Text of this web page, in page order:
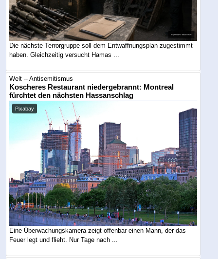
Die nächste Terrorgruppe soll dem Entwaffnungsplan zugestimmt
haben. Gleichzeitig versucht Hamas ...
Welt -- Antisemitismus
Koscheres Restaurant niedergebrannt: Montreal
fürchtet den nächsten Hassanschlag
Pixabay
Eine Überwachungskamera zeigt offenbar einen Mann, der das
Feuer legt und flieht. Nur Tage nach ...